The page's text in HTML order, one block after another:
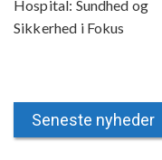
Seneste nyheder